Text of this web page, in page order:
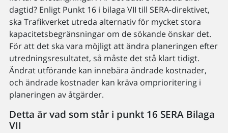
dagtid? Enligt Punkt 16 i bilaga VII till SERA-direktivet,
ska Trafikverket utreda alternativ för mycket stora
kapacitetsbegränsningar om de sökande önskar det.
För att det ska vara möjligt att ändra planeringen efter
utredningsresultatet, så måste det stå klart tidigt.
Ändrat utförande kan innebära ändrade kostnader,
och ändrade kostnader kan kräva omprioritering i
planeringen av åtgärder.
Detta är vad som står i punkt 16 SERA Bilaga
VII